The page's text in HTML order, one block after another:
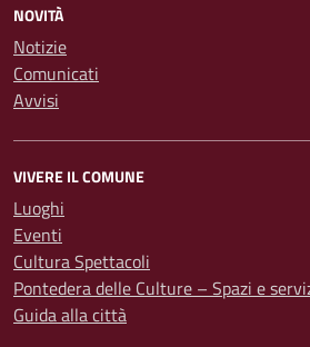
NOVITÀ
Notizie
Comunicati
Avvisi
VIVERE IL COMUNE
Luoghi
Eventi
Cultura Spettacoli
Pontedera delle Culture – Spazi e
Guida alla città